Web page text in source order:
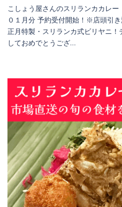
こしょう屋さんのスリランカカレ
０１月分 予約受付開始！※店頭引
正月特製・スリランカ式ビリヤニ！
しておめでとうござ…